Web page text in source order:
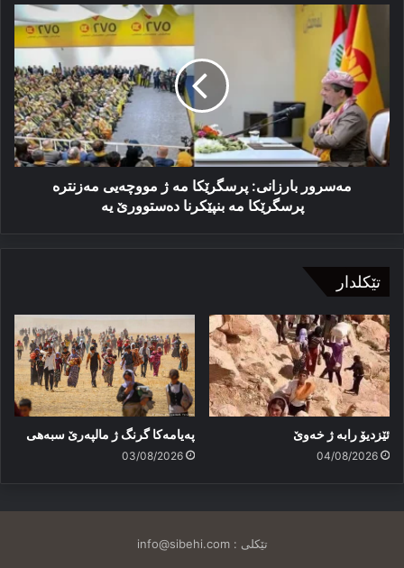
مەسرور
بارزانی:
پرسگرێکا
مە
ژ
مووچەیی
مەزنترە
پرسگرێکا
مە
بنپێکرنا
دەستوورێ
مەسرور بارزانی: پرسگرێکا مە ژ مووچەیی مەزنترە
پرسگرێکا مە بنپێکرنا دەستوورێ یە
تێکلدار
ئێزدیۆ رابە ژ خەوێ
04/08/2026
پەیامەكا گرنگ ژ مالپەرێ سبەهی
03/08/2026
تێکلی :info@sibehi.com